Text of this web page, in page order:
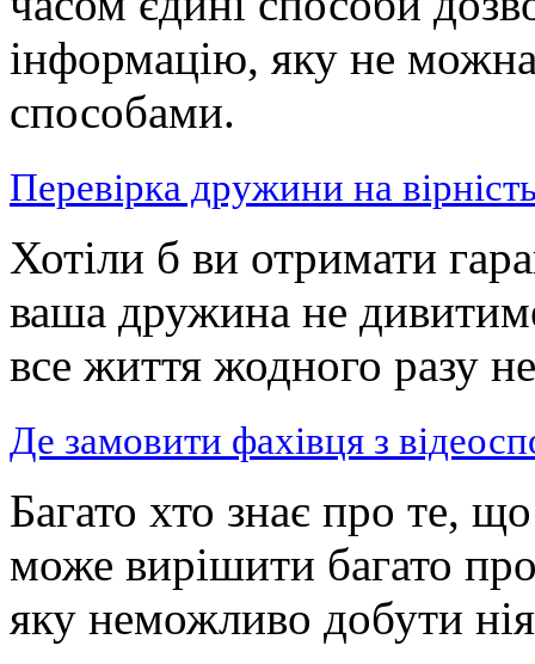
інформацію, яку не
способами.
Перевірка дружини на
Хотіли б ви отримати
ваша дружина не
все життя жодного разу
Де замовити фахівця з
Багато хто знає про те,
може вирішити багато
яку неможливо добути